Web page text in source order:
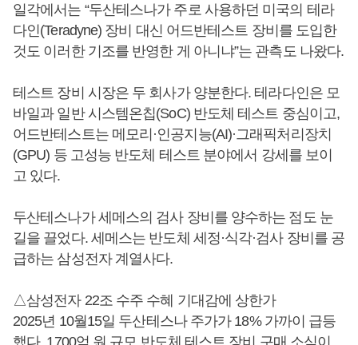
일각에서는 “두산테스나가 주로 사용하던 미국의 테라
다인(Teradyne) 장비 대신 어드반테스트 장비를 도입한
것도 이러한 기조를 반영한 게 아니냐”는 관측도 나왔다.
테스트 장비 시장은 두 회사가 양분한다. 테라다인은 모
바일과 일반 시스템온칩(SoC) 반도체 테스트 중심이고,
어드반테스트는 메모리·인공지능(AI)·그래픽처리장치
(GPU) 등 고성능 반도체 테스트 분야에서 강세를 보이
고 있다.
두산테스나가 세메스의 검사 장비를 양수하는 점도 눈
길을 끌었다. 세메스는 반도체 세정·식각·검사 장비를 공
급하는 삼성전자 계열사다.
△삼성전자 22조 수주 수혜 기대감에 상한가
2025년 10월15일 두산테스나 주가가 18% 가까이 급등
했다. 1700억 원 규모 반도체 테스트 장비 구매 소식이